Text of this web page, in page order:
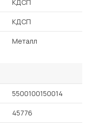
КДСП
КДСП
Металл
5500100150014
45776